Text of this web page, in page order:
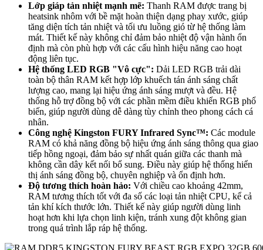
Lớp giáp tản nhiệt mạnh mẽ: Thanh RAM được trang bị
heatsink nhôm với bề mặt hoàn thiện dạng phay xước, giúp
tăng diện tích tản nhiệt và tối ưu luồng gió từ hệ thống làm
mát. Thiết kế này không chỉ đảm bảo nhiệt độ vận hành ổn
định mà còn phù hợp với các cấu hình hiệu năng cao hoạt
động liên tục.
Hệ thống LED RGB "Vô cực": Dải LED RGB trải dài
toàn bộ thân RAM kết hợp lớp khuếch tán ánh sáng chất
lượng cao, mang lại hiệu ứng ánh sáng mượt và đều. Hệ
thống hỗ trợ đồng bộ với các phần mềm điều khiển RGB phổ
biến, giúp người dùng dễ dàng tùy chỉnh theo phong cách cá
nhân.
Công nghệ Kingston FURY Infrared Sync™: Các module
RAM có khả năng đồng bộ hiệu ứng ánh sáng thông qua giao
tiếp hồng ngoại, đảm bảo sự nhất quán giữa các thanh mà
không cần dây kết nối bổ sung. Điều này giúp hệ thống hiển
thị ánh sáng đồng bộ, chuyên nghiệp và ổn định hơn.
Độ tương thích hoàn hảo: Với chiều cao khoảng 42mm,
RAM tương thích tốt với đa số các loại tản nhiệt CPU, kể cả
tản khí kích thước lớn. Thiết kế này giúp người dùng linh
hoạt hơn khi lựa chọn linh kiện, tránh xung đột không gian
trong quá trình lắp ráp hệ thống.